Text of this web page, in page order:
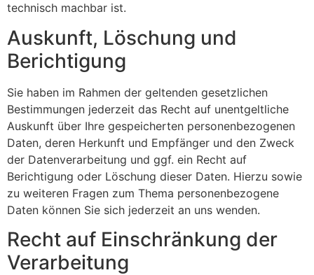
technisch machbar ist.
Auskunft, Löschung und
Berichtigung
Sie haben im Rahmen der geltenden gesetzlichen
Bestimmungen jederzeit das Recht auf unentgeltliche
Auskunft über Ihre gespeicherten personenbezogenen
Daten, deren Herkunft und Empfänger und den Zweck
der Datenverarbeitung und ggf. ein Recht auf
Berichtigung oder Löschung dieser Daten. Hierzu sowie
zu weiteren Fragen zum Thema personenbezogene
Daten können Sie sich jederzeit an uns wenden.
Recht auf Einschränkung der
Verarbeitung